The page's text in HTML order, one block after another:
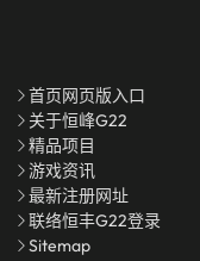
首页网页版入口
关于恒峰g22
精品项目
游戏资讯
最新注册网址
联络恒丰g22登录
Sitemap